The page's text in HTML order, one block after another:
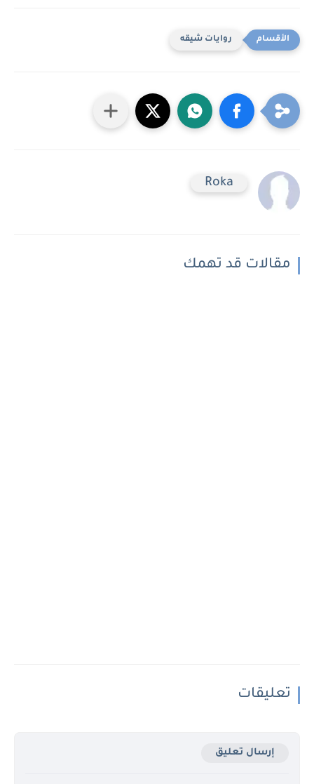
روايات شيقه
Roka
مقالات قد تهمك
تعليقات
إرسال تعليق